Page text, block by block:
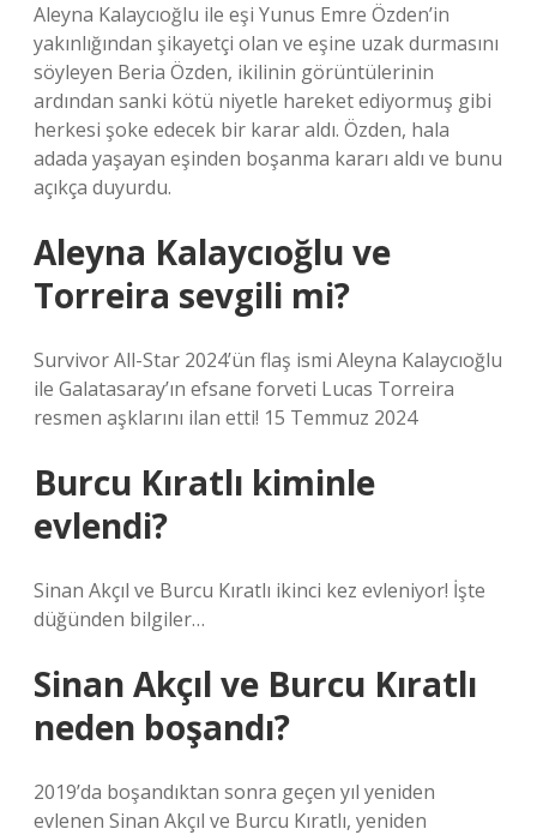
Aleyna Kalaycıoğlu ile eşi Yunus Emre Özden’in
yakınlığından şikayetçi olan ve eşine uzak durmasını
söyleyen Beria Özden, ikilinin görüntülerinin
ardından sanki kötü niyetle hareket ediyormuş gibi
herkesi şoke edecek bir karar aldı. Özden, hala
adada yaşayan eşinden boşanma kararı aldı ve bunu
açıkça duyurdu.
Aleyna Kalaycıoğlu ve
Torreira sevgili mi?
Survivor All-Star 2024’ün flaş ismi Aleyna Kalaycıoğlu
ile Galatasaray’ın efsane forveti Lucas Torreira
resmen aşklarını ilan etti! 15 Temmuz 2024
Burcu Kıratlı kiminle
evlendi?
Sinan Akçıl ve Burcu Kıratlı ikinci kez evleniyor! İşte
düğünden bilgiler…
Sinan Akçıl ve Burcu Kıratlı
neden boşandı?
2019’da boşandıktan sonra geçen yıl yeniden
evlenen Sinan Akçıl ve Burcu Kıratlı, yeniden